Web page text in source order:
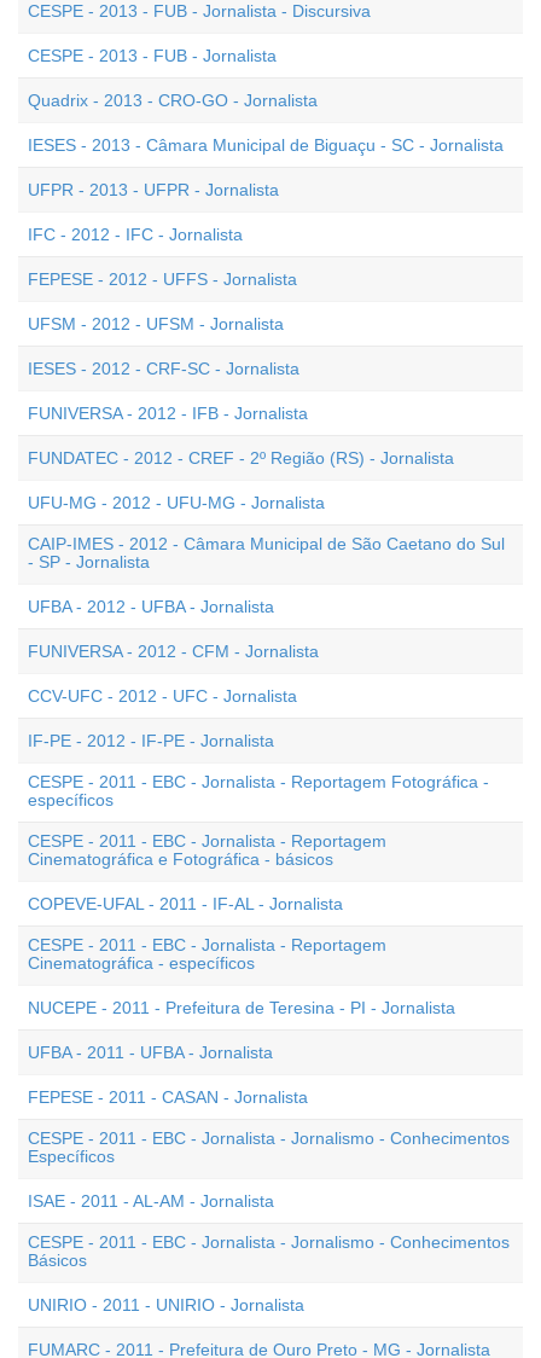
CESPE - 2013 - FUB - Jornalista - Discursiva
CESPE - 2013 - FUB - Jornalista
Quadrix - 2013 - CRO-GO - Jornalista
IESES - 2013 - Câmara Municipal de Biguaçu - SC - Jornalista
UFPR - 2013 - UFPR - Jornalista
IFC - 2012 - IFC - Jornalista
FEPESE - 2012 - UFFS - Jornalista
UFSM - 2012 - UFSM - Jornalista
IESES - 2012 - CRF-SC - Jornalista
FUNIVERSA - 2012 - IFB - Jornalista
FUNDATEC - 2012 - CREF - 2º Região (RS) - Jornalista
UFU-MG - 2012 - UFU-MG - Jornalista
CAIP-IMES - 2012 - Câmara Municipal de São Caetano do Sul
- SP - Jornalista
UFBA - 2012 - UFBA - Jornalista
FUNIVERSA - 2012 - CFM - Jornalista
CCV-UFC - 2012 - UFC - Jornalista
IF-PE - 2012 - IF-PE - Jornalista
CESPE - 2011 - EBC - Jornalista - Reportagem Fotográfica -
específicos
CESPE - 2011 - EBC - Jornalista - Reportagem
Cinematográfica e Fotográfica - básicos
COPEVE-UFAL - 2011 - IF-AL - Jornalista
CESPE - 2011 - EBC - Jornalista - Reportagem
Cinematográfica - específicos
NUCEPE - 2011 - Prefeitura de Teresina - PI - Jornalista
UFBA - 2011 - UFBA - Jornalista
FEPESE - 2011 - CASAN - Jornalista
CESPE - 2011 - EBC - Jornalista - Jornalismo - Conhecimentos
Específicos
ISAE - 2011 - AL-AM - Jornalista
CESPE - 2011 - EBC - Jornalista - Jornalismo - Conhecimentos
Básicos
UNIRIO - 2011 - UNIRIO - Jornalista
FUMARC - 2011 - Prefeitura de Ouro Preto - MG - Jornalista